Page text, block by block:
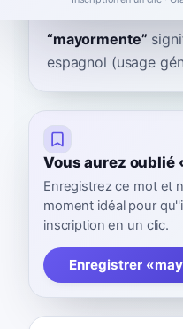
“mayormente”
espagnol (usage
Vous aurez oublié
Enregistrez ce mot et
moment idéal pour
inscription en un clic.
Enregistrer